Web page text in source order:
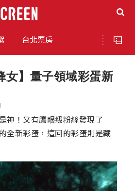
台北票房
女】量子領域彩蛋新
！又有鷹眼級粉絲發現了
全新彩蛋，這回的彩蛋則是藏